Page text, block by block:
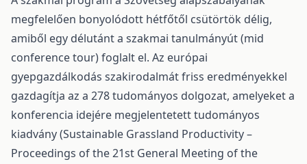
megfelelően bonyolódott hétfőtől csütörtök délig,
amiből egy délutánt a szakmai tanulmányút (mid
conference tour) foglalt el. Az európai
gyepgazdálkodás szakirodalmát friss eredményekkel
gazdagítja az a 278 tudományos dolgozat, amelyeket a
konferencia idejére megjelentetett tudományos
kiadvány (Sustainable Grassland Productivity –
Proceedings of the 21st General Meeting of the